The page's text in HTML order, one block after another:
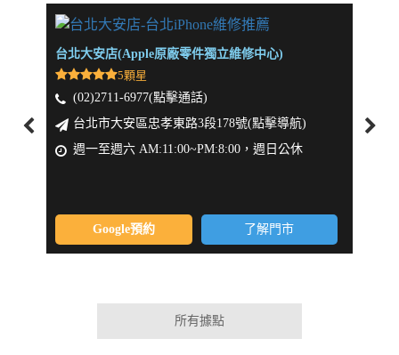
台北大安店(Apple原廠零件獨立維修中心)
5顆星
(02)2711-6977(點擊通話)
台北市大安區忠孝東路3段178號(點擊導航)
週一至週六 AM:11:00~PM:8:00，週日公休
Google預約 了解門市
所有據點